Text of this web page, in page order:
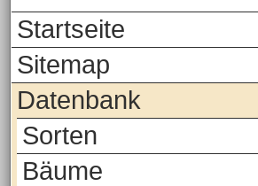
Startseite
Sitemap
Datenbank
Sorten
Bäume